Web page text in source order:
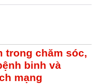
trong chăm sóc,
binh và
mạng